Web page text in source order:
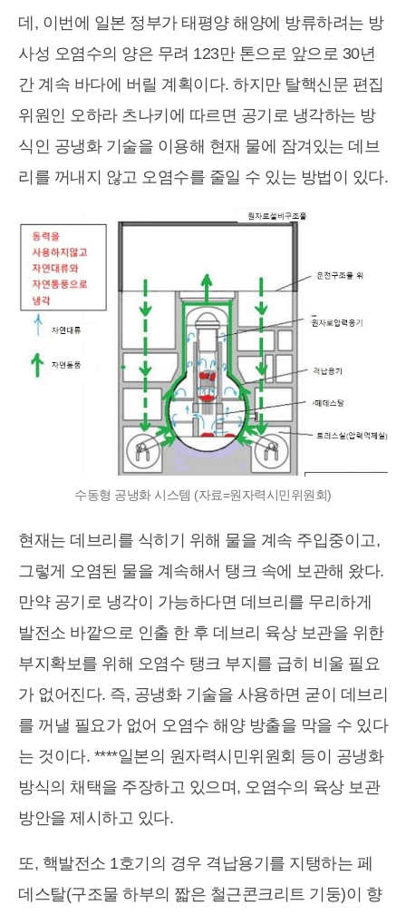
데, 이번에 일본 정부가 태평양 해양에 방류하려는 방
사성 오염수의 양은 무려 123만 톤으로 앞으로 30년
간 계속 바다에 버릴 계획이다. 하지만 탈핵신문 편집
위원인 오하라 츠나키에 따르면 공기로 냉각하는 방
식인 공냉화 기술을 이용해 현재 물에 잠겨있는 데브
리를 꺼내지 않고 오염수를 줄일 수 있는 방법이 있다.
수동형 공냉화 시스템 (자료=원자력시민위원회)
현재는 데브리를 식히기 위해 물을 계속 주입중이고,
그렇게 오염된 물을 계속해서 탱크 속에 보관해 왔다.
만약 공기로 냉각이 가능하다면 데브리를 무리하게
발전소 바깥으로 인출 한 후 데브리 육상 보관을 위한
부지확보를 위해 오염수 탱크 부지를 급히 비울 필요
가 없어진다. 즉, 공냉화 기술을 사용하면 굳이 데브리
를 꺼낼 필요가 없어 오염수 해양 방출을 막을 수 있다
는 것이다. ****일본의 원자력시민위원회 등이 공냉화
방식의 채택을 주장하고 있으며, 오염수의 육상 보관
방안을 제시하고 있다.
또, 핵발전소 1호기의 경우 격납용기를 지탱하는 페
데스탈(구조물 하부의 짧은 철근콘크리트 기둥)이 향